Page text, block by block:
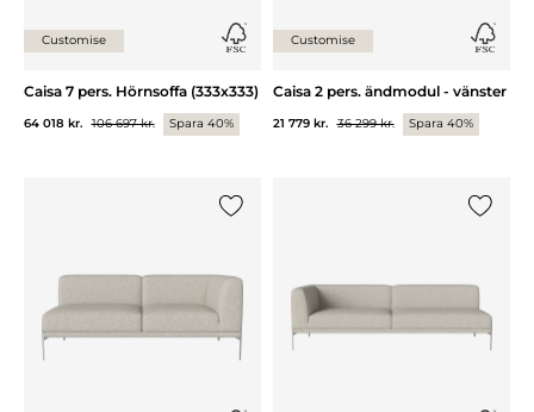
Customise
Caisa 7 pers. Hörnsoffa (333x333)
64 018 kr. 106 697 kr. Spara 40%
Customise
Caisa 2 pers. ändmodul - vänster
21 779 kr. 36 299 kr. Spara 40%